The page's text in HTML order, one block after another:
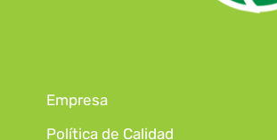
Empresa
Política de Calidad